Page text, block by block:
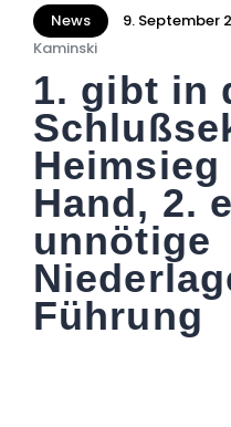
News 9. September
Kaminski
1. gibt in
Hand, 2.
unnötige
Führung